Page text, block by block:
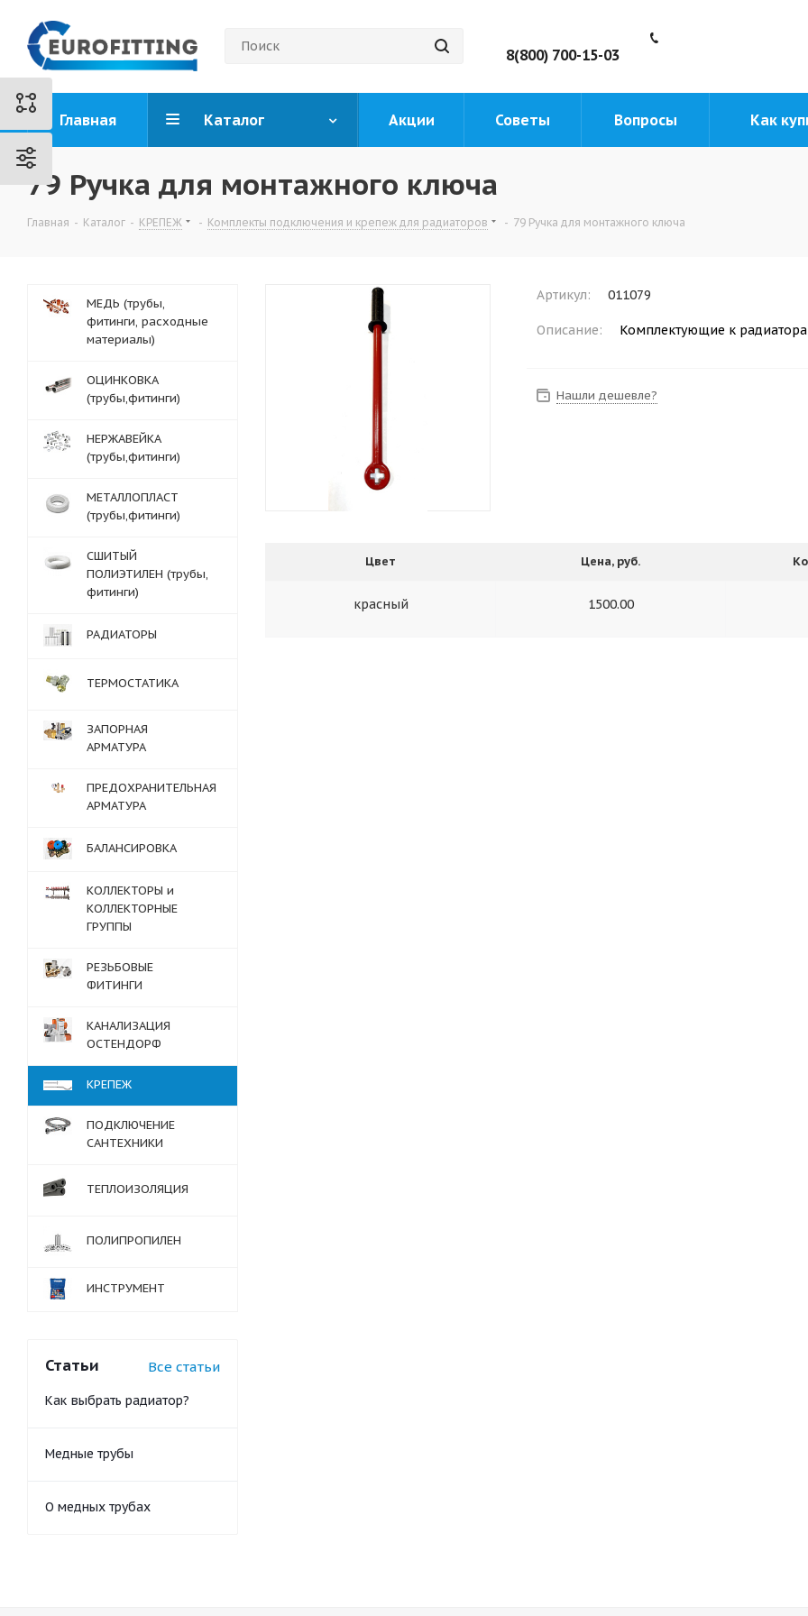
8(800) 700-15-03
Главная Каталог Акции Советы Вопросы Как
79 Ручка для монтажного ключа
Главная - Каталог - КРЕПЕЖ - Комплекты подключения и крепеж для радиаторов - 79 Ручка для монтажного ключа
Артикул: 011079
Описание: Комплектующие к
Нашли дешевле?
Цвет Цена, руб.
красный 1500.00
МЕДЬ (трубы,
фитинги, расходные
материалы)
ОЦИНКОВКА
(трубы,фитинги)
НЕРЖАВЕЙКА
(трубы,фитинги)
МЕТАЛЛОПЛАСТ
(трубы,фитинги)
СШИТЫЙ
ПОЛИЭТИЛЕН (трубы,
фитинги)
РАДИАТОРЫ
ТЕРМОСТАТИКА
ЗАПОРНАЯ
АРМАТУРА
ПРЕДОХРАНИТЕЛЬНАЯ
АРМАТУРА
БАЛАНСИРОВКА
КОЛЛЕКТОРЫ и
КОЛЛЕКТОРНЫЕ
ГРУППЫ
РЕЗЬБОВЫЕ
ФИТИНГИ
КАНАЛИЗАЦИЯ
ОСТЕНДОРФ
КРЕПЕЖ
ПОДКЛЮЧЕНИЕ
САНТЕХНИКИ
ТЕПЛОИЗОЛЯЦИЯ
ПОЛИПРОПИЛЕН
ИНСТРУМЕНТ
Статьи Все статьи
Как выбрать радиатор?
Медные трубы
О медных трубах